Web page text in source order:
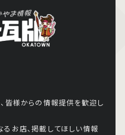
皆様からの情報提供を歓迎し
お店、掲載してほしい情報